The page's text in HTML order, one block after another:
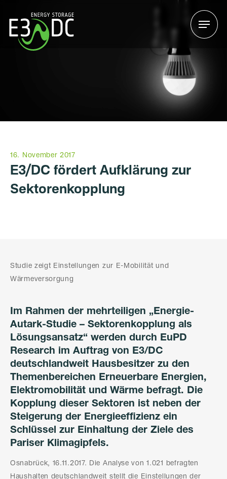
Menu
16. November 2017
E3/DC fördert Aufklärung zur
Sektorenkopplung
Studie zeigt Einstellungen zur E-Mobilität und
Wärmeversorgung
Im Rahmen der mehrteiligen „Energie-
Autark-Studie – Sektorenkopplung als
Lösungsansatz“ werden durch EuPD
Research im Auftrag von E3/DC
deutschlandweit Hausbesitzer zu den
Themenbereichen Erneuerbare Energien,
Elektromobilität und Wärme befragt. Die
Kopplung dieser Sektoren ist neben der
Steigerung der Energieeffizienz ein
Schlüssel zur Einhaltung der Ziele des
Pariser Klimagipfels.
Osnabrück, 16.11.2017. Die Analyse von 1.021 befragten
Haushalten deutschlandweit stellt die Einstellungen der